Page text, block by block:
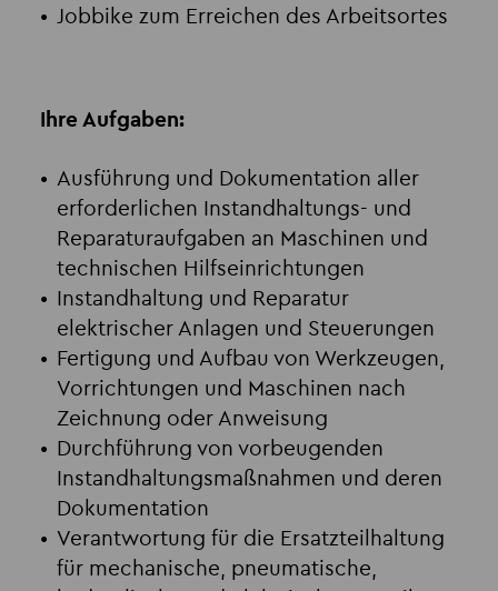
Jobbike zum Erreichen des Arbeitsortes
Ihre Aufgaben:
Ausführung und Dokumentation aller
erforderlichen Instandhaltungs- und
Reparaturaufgaben an Maschinen und
technischen Hilfseinrichtungen
Instandhaltung und Reparatur
elektrischer Anlagen und Steuerungen
Fertigung und Aufbau von Werkzeugen,
Vorrichtungen und Maschinen nach
Zeichnung oder Anweisung
Durchführung von vorbeugenden
Instandhaltungsmaßnahmen und deren
Dokumentation
Verantwortung für die Ersatzteilhaltung
für mechanische, pneumatische,